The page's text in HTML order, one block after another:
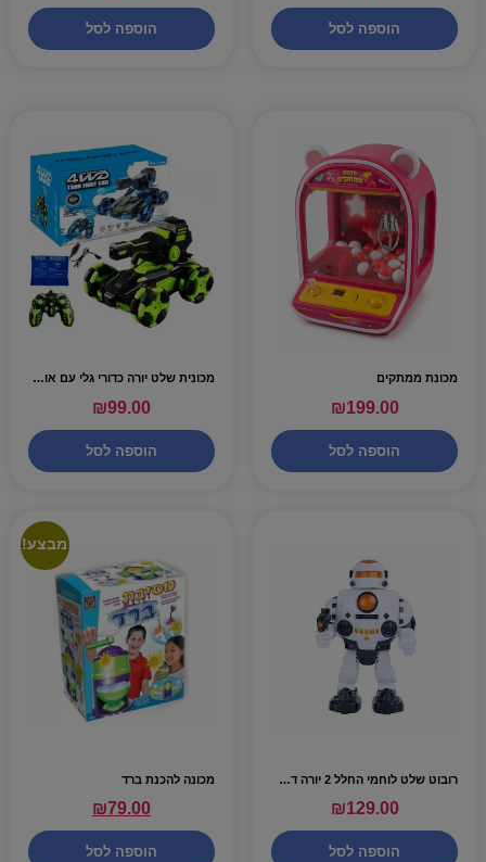
הוספה לסל הוספה לסל
מכונת ממתקים
₪199.00
הוספה לסל
מכונית שלט יורה כדורי גלי עם אורות וצלילים – אדר
₪99.00
הוספה לסל
רובוט שלט לוחמי החלל 2 יורה דסקיות – דובר עברית
₪129.00
הוספה לסל
מבצע!
מכונה להכנת ברד
₪79.00
הוספה לסל